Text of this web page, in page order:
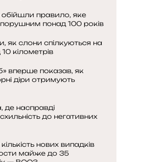
обійшли правило, яке
понад 100 років
як слони спілкуються на
кілометрів
вперше показав, як
діри отримують
де насправді
до негативних
нових випадків
майже до 35